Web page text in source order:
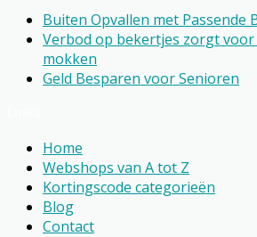
Buiten Opvallen met Passende
Verbod op bekertjes zorgt
mokken
Geld Besparen voor Senioren
Home
Webshops van A tot Z
Kortingscode categorieën
Blog
Contact